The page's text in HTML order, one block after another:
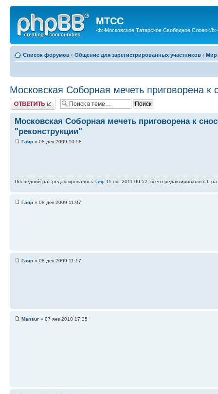
МТСС
<b>Московское Татарское Свободное Слово</b>
Список форумов ‹ Общение для зарегистрированных участников ‹ Мир
Московская Соборная мечеть приговорена к
Ответить
Московская Соборная мечеть приговорена к
"реконструкции"
Гаяр » 08 дек 2009 10:58
Последний раз редактировалось Гаяр 11 окт 2011 00:52, всего редактировалось 6
Гаяр » 08 дек 2009 11:07
Гаяр » 08 дек 2009 11:17
Mansur » 07 янв 2010 17:35